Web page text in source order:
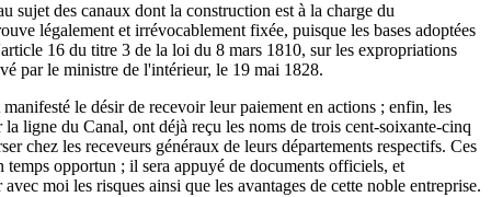
sujet des canaux dont la construction est à la charge du
légalement et irrévocablement fixée, puisque les bases adoptées
16 du titre 3 de la loi du 8 mars 1810, sur les expropriations
par le ministre de l'intérieur, le 19 mai 1828.
le désir de recevoir leur paiement en actions ; enfin, les
ligne du Canal, ont déjà reçu les noms de trois cent-soixante-cinq
chez les receveurs généraux de leurs départements respectifs. Ces
temps opportun ; il sera appuyé de documents officiels, et
moi les risques ainsi que les avantages de cette noble entreprise.